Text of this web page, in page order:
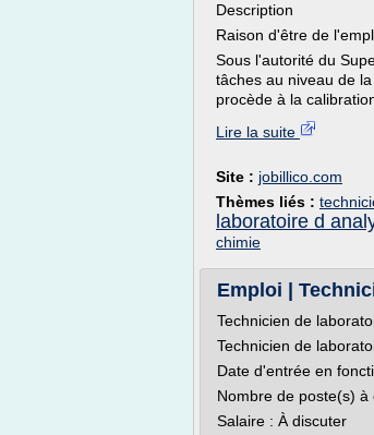
Description
Raison d'être de
Sous l'autorité du
tâches au niveau de
procède à la calibration
Lire la suite
Site : jobillico.com
Thèmes liés :
laboratoire d
chimie
Emploi |
Technicien de
Technicien de
Date d'entrée en
Nombre de poste(s) à
Salaire : À discuter